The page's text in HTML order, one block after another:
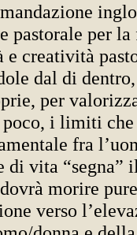
pastorale per
creatività
dal di
per
i limiti
fra
di vita “segna”
morire
verso